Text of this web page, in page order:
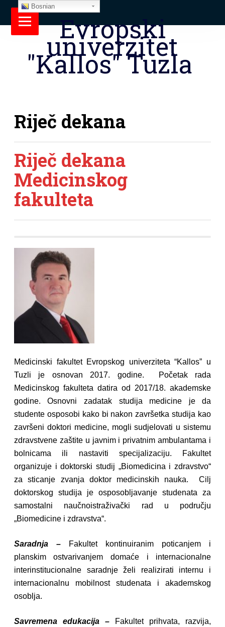
Evropski
univerzitet
"Kallos" Tuzla
Riječ dekana
Riječ dekana
Medicinskog
fakulteta
Medicinski fakultet Evropskog univerziteta “Kallos” u
Tuzli je osnovan 2017. godine. Početak rada
Medicinskog fakulteta datira od 2017/18. akademske
godine. Osnovni zadatak studija medicine je da
studente osposobi kako bi nakon završetka studija kao
završeni doktori medicine, mogli sudjelovati u sistemu
zdravstvene zaštite u javnim i privatnim ambulantama i
bolnicama ili nastaviti specijalizaciju. Fakultet
organizuje i doktorski studij „Biomedicina i zdravstvo“
za sticanje zvanja doktor medicinskih nauka. Cilj
doktorskog studija je osposobljavanje studenata za
samostalni naučnoistraživački rad u području
„Biomedicine i zdravstva“.
Saradnja –
Fakultet kontinuiranim poticanjem i
planskim ostvarivanjem domaće i internacionalne
interinstitucionalne saradnje želi realizirati internu i
internacionalnu mobilnost studenata i akademskog
osoblja.
Savremena edukacija –
Fakultet prihvata, razvija,
Bosnian